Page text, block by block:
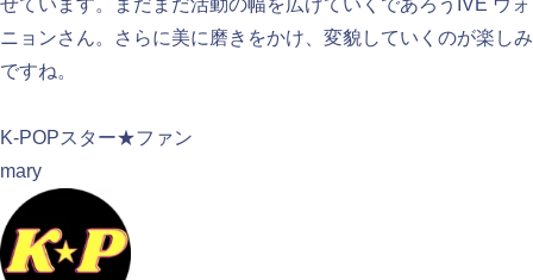
せています。まだまだ活動の幅を広げていくであろうIVE ウォ
ニョンさん。さらに美に磨きをかけ、変貌していくのが楽しみ
ですね。
K-POPスター★ファン
mary